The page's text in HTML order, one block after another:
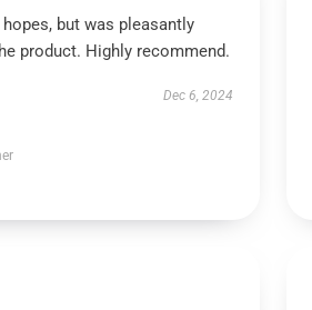
hopes, but was pleasantly
product. Highly recommend.
Dec 6, 2024